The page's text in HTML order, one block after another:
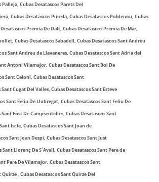
Palleja,CubasDesatascosParets Del
CubasDesatascosPineda,CubasDesatascosPoblenou,Cubas
DesatascosPremia De Dalt,CubasDesatascosPremia De Mar,
CubasDesatascosSabadell,CubasDesatascosSant Andreu
Sant Andreu de Llavaneres,CubasDesatascosSant Adria del
Antoni Vilamajor,CubasDesatascosSant Boi De
Sant Celoni,CubasDesatascosSant
Sant Cugat Del Valles,CubasDesatascosSant Esteve
Sant Feliu De Llobregat,CubasDesatascosSant Feliu De
Sant Fost De Campsentelles,CubasDesatascosSant
Sant Iscle,CubasDesatascosSant Joan de
Sant Joan Despi,CubasDesatascosSant Just
Sant Llorenç De S´Avall,CubasDesatascosSant Pere de
Pere De Vilamajor,CubasDesatascosSant
Quirze ,CubasDesatascosSant Quirze Del